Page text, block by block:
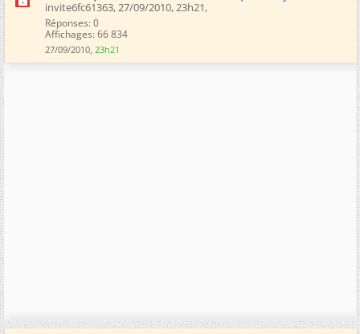
invite6fc61363, 27/09/2010, 23h21, ‎
Réponses: 0
Affichages: 66 834
27/09/2010, 23h21